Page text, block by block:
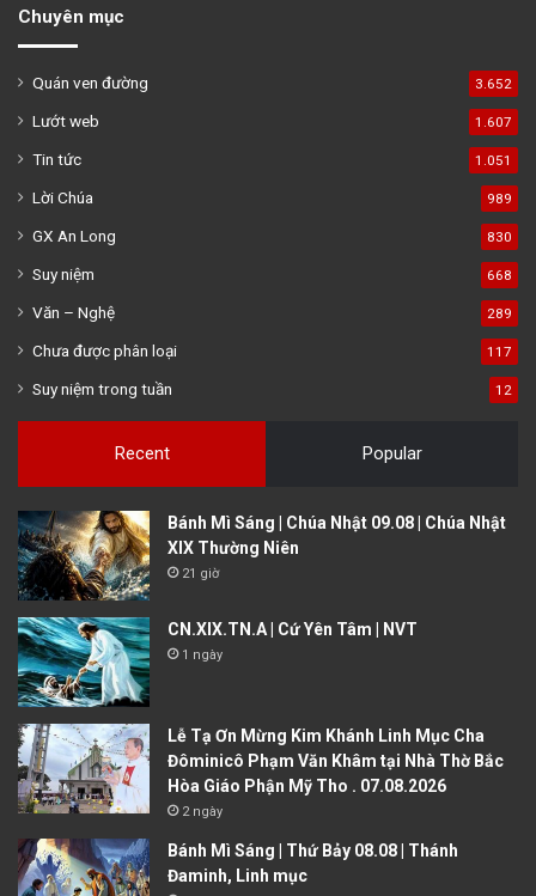
Chuyên mục
Quán ven đường 3.652
Lướt web 1.607
Tin tức 1.051
Lời Chúa 989
GX An Long 830
Suy niệm 668
Văn – Nghệ 289
Chưa được phân loại 117
Suy niệm trong tuần 12
Recent Popular
Bánh Mì Sáng | Chúa Nhật 09.08 | Chúa Nhật
XIX Thường Niên
21 giờ
CN.XIX.TN.A | Cứ Yên Tâm | NVT
1 ngày
Lễ Tạ Ơn Mừng Kim Khánh Linh Mục Cha
Đôminicô Phạm Văn Khâm tại Nhà Thờ Bắc
Hòa Giáo Phận Mỹ Tho . 07.08.2026
2 ngày
Bánh Mì Sáng | Thứ Bảy 08.08 | Thánh
Đaminh, Linh mục